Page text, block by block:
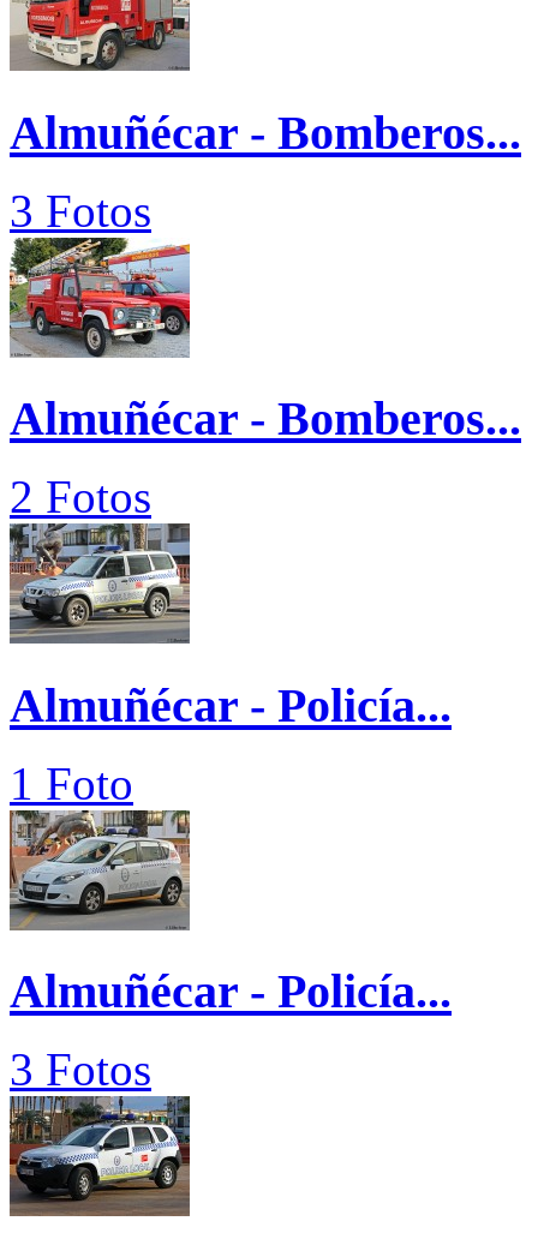
Almuñécar - Bomberos...
3 Fotos
Almuñécar - Bomberos...
2 Fotos
Almuñécar - Policía...
1 Foto
Almuñécar - Policía...
3 Fotos